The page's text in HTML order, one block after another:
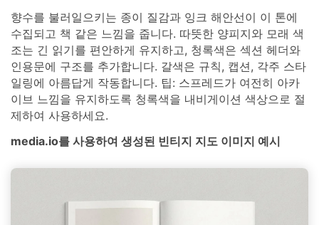
향수를 불러일으키는 종이 질감과 잉크 해안선이 이 톤에
수집되고 책 같은 느낌을 줍니다. 따뜻한 양피지와 모래 색
조는 긴 읽기를 편안하게 유지하고, 청록색은 섹션 헤더와
인용문에 구조를 추가합니다. 갈색은 규칙, 캡션, 각주 스타
일링에 아름답게 작동합니다. 팁: 스프레드가 여전히 아카
이브 느낌을 유지하도록 청록색을 내비게이션 색상으로 절
제하여 사용하세요.
media.io를 사용하여 생성된 빈티지 지도 이미지 예시